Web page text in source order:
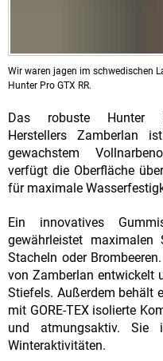
Wir waren jagen im schwedischen
Hunter Pro GTX RR.
Das robuste Hunter
Herstellers
gewachstem
verfügt die Oberfläche
für maximale
Ein innovatives
gewährleistet
Stacheln oder
von Zamberlan entwickelt
Stiefels. Außerdem behält
mit GORE-TEX isolierte
und atmungsaktiv.
Winteraktivitäten.